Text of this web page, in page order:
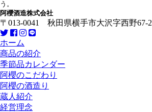
う。
阿櫻酒造株式会社
〒013-0041 秋田県横手市大沢字西野67-2
ホーム
商品の紹介
季節品カレンダー
阿櫻のこだわり
阿櫻の酒造り
蔵人紹介
経営理念